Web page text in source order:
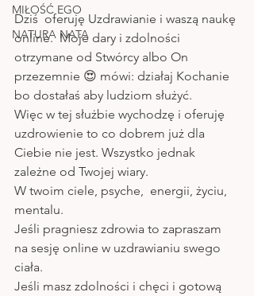
MIŁOŚĆ EGO
NATURA NATA
Dziś  oferuję Uzdrawianie i waszą naukę
online.  Moje dary i zdolności
otrzymane od Stwórcy albo On
przezemnie 😍 mówi: działaj Kochanie
bo dostałaś aby ludziom służyć.
Więc w tej służbie wychodzę i oferuję
uzdrowienie to co dobrem już dla
Ciebie nie jest. Wszystko jednak
zależne od Twojej wiary.
W twoim ciele, psyche,  energii, życiu,
mentalu.
Jeśli pragniesz zdrowia to zapraszam
na sesję online w uzdrawianiu swego
ciała.
Jeśli masz zdolności i chęci i gotową